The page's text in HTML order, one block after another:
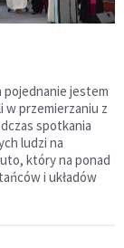
pojednanie jestem
w przemierzaniu z
spotkania
ludzi na
który na ponad
i układów